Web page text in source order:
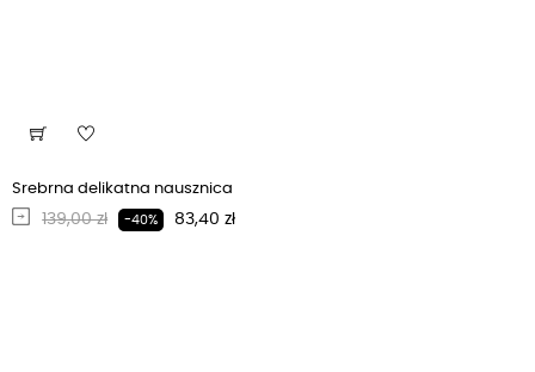
Srebrna delikatna nausznica
Regularna cena
139,00 zł -40% Cena
83,40 zł